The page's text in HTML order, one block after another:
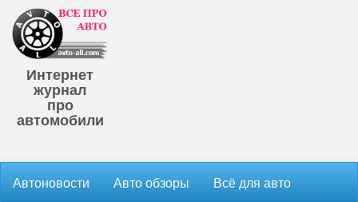
Интернет
журнал
про
автомобили
Автоновости Авто обзоры Всё для авто